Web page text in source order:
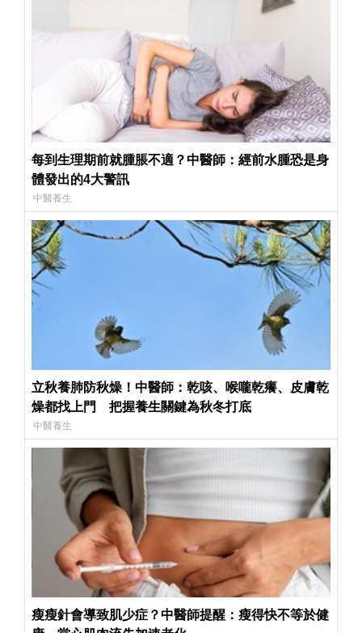
每到生理期前就腫脹不適？中醫師：經前水腫恐是身
體發出的4大警訊
中醫養生
立秋養肺防秋燥！中醫師：乾咳、喉嚨乾癢、皮膚乾
燥都找上門 把握養生關鍵為秋冬打底
中醫養生
瘦瘦針會導致肌少症？中醫師提醒：瘦得快不等於健